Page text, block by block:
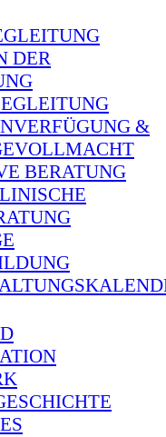
DER
&
BERATUNG
E